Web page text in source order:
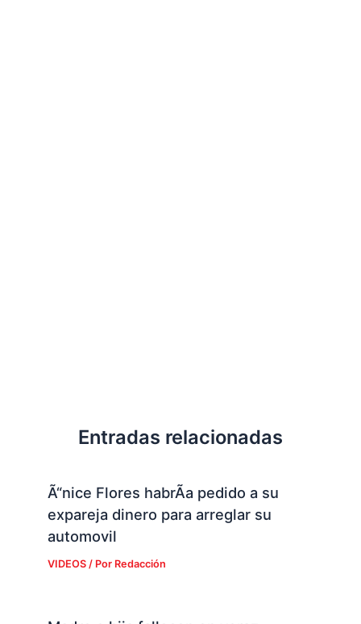
Entradas relacionadas
Ã“nice Flores habrÃ­a pedido a su
expareja dinero para arreglar su
automovil
VIDEOS/ Por Redacción